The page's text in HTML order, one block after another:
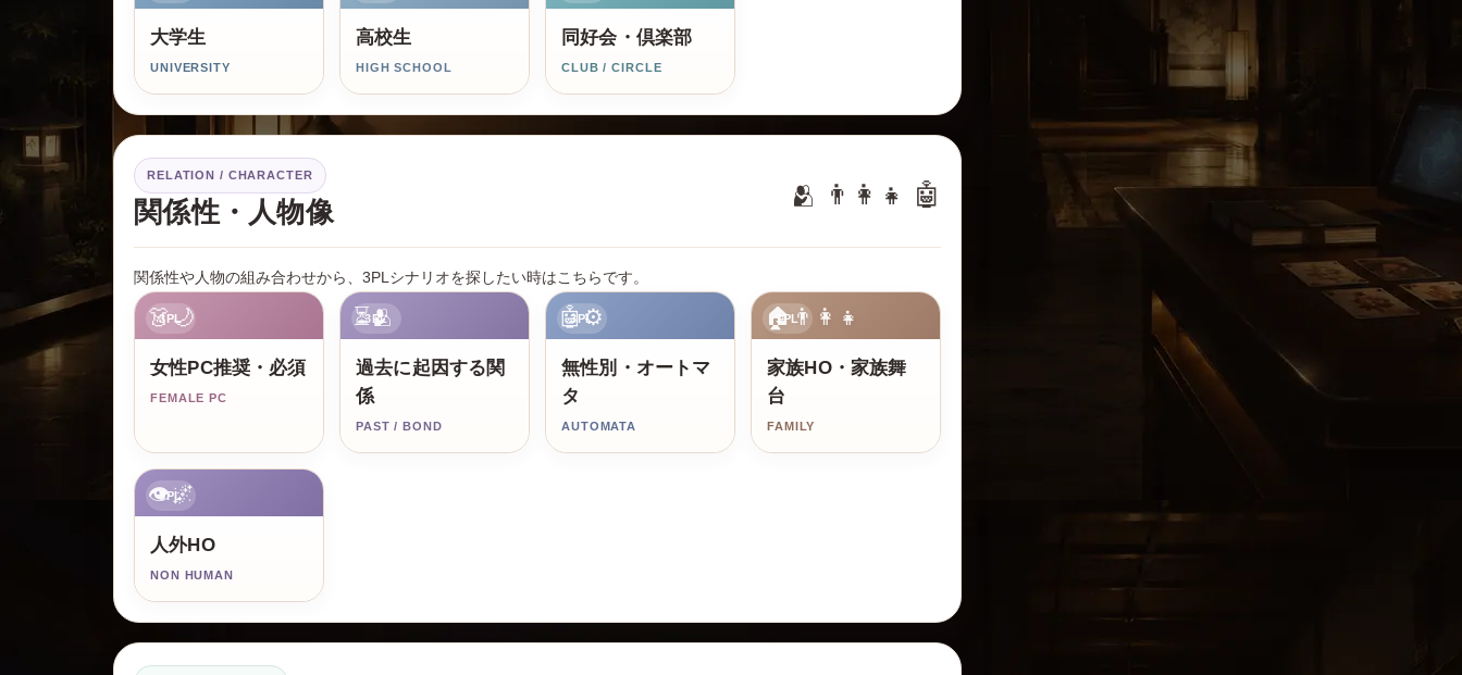
大学生
UNIVERSITY
高校生
HIGH SCHOOL
同好会・倶楽部
CLUB / CIRCLE
RELATION / CHARACTER
関係性・人物像
🫂 👨‍👩‍👧 🤖
関係性や人物の組み合わせから、3PLシナリオを探したい時はこちらです。
3PL
👗🌙
女性PC推奨・必須
FEMALE PC
3PL
⏳🫂
過去に起因する関
係
PAST / BOND
3PL
🤖⚙️
無性別・オートマ
タ
AUTOMATA
3PL
🏠👨‍👩‍👧
家族HO・家族舞
台
FAMILY
3PL
👁️🌌
人外HO
NON HUMAN